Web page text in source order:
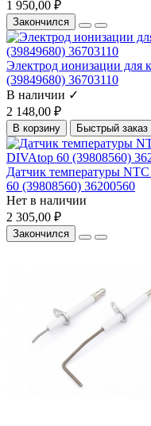
1 950,00 ₽
Закончился
Электрод ионизации для
(39849680) 36703110
В наличии ✓
2 148,00 ₽
В корзину Быстрый заказ
Датчик температуры
60 (39808560) 36200560
Нет в наличии
2 305,00 ₽
Закончился